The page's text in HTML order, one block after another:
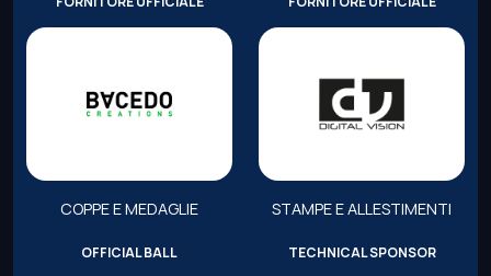
COPPE E MEDAGLIE STAMPE E ALLESTIMENTI
OFFICIAL BALL TECHNICAL SPONSOR